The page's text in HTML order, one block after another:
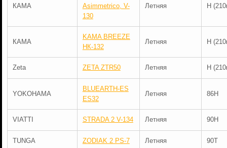
КАМА
Asimmetrico, V-
130
Летняя H
КАМА
KAMA BREEZE
НК-132
Летняя H
Zeta ZETA ZTR50 Летняя H
YOKOHAMA
BLUEARTH-ES
ES32
Летняя 86H
VIATTI STRADA 2 V-134 Летняя 90H
TUNGA ZODIAK 2 PS-7 Летняя 90T